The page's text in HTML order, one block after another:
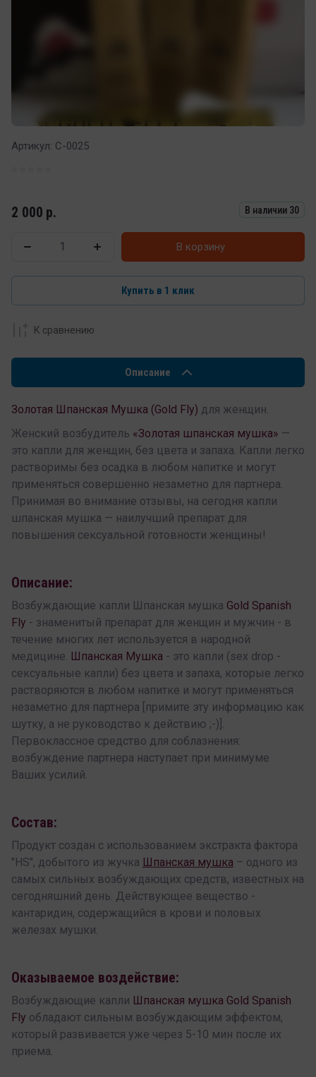
Артикул: C-0025
В наличии 30
2 000 р.
В корзину
Купить в 1 клик
К сравнению
Описание
Золотая Шпанская Мушка (Gold Fly) для женщин.
Женский возбудитель «Золотая шпанская мушка» —
это капли для женщин, без цвета и запаха. Капли легко
растворимы без осадка в любом напитке и могут
применяться совершенно незаметно для партнера.
Принимая во внимание отзывы, на сегодня капли
шпанская мушка — наилучший препарат для
повышения сексуальной готовности женщины!
Описание:
Возбуждающие капли Шпанская мушка Gold Spanish
Fly - знаменитый препарат для женщин и мужчин - в
течение многих лет используется в народной
медицине. Шпанская Мушка - это капли (sex drop -
сексуальные капли) без цвета и запаха, которые легко
растворяются в любом напитке и могут применяться
незаметно для партнера [примите эту информацию как
шутку, а не руководство к действию ;-)].
Первоклассное средство для соблазнения:
возбуждение партнера наступает при минимуме
Ваших усилий.
Состав:
Продукт создан с использованием экстракта фактора
"HS", добытого из жучка Шпанская мушка – одного из
самых сильных возбуждающих средств, известных на
сегодняшний день. Действующее вещество -
кантаридин, содержащийся в крови и половых
железах мушки.
Оказываемое воздействие:
Возбуждающие капли Шпанская мушка Gold Spanish
Fly обладают сильным возбуждающим эффектом,
который развивается уже через 5-10 мин после их
приема.